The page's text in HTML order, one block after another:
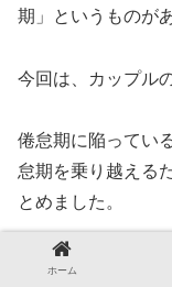
期」というものが
今回は、カップル
倦怠期に陥ってい
怠期を乗り越える
とめました。
自分たちのカップ
ホーム